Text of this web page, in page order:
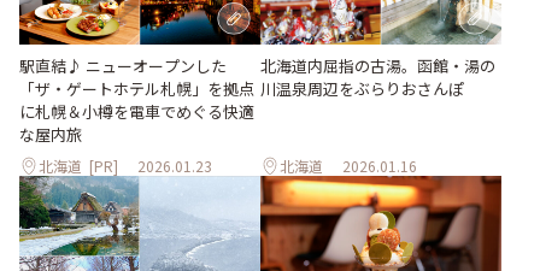
駅直結♪ ニューオープンした
「ザ・ゲートホテル札幌」を拠点
に札幌＆小樽を電車でめぐる快適
な屋内旅
北海道 [PR] 2026.01.23
北海道内屈指の古湯。函館・湯の
川温泉周辺をぶらりおさんぽ
北海道 2026.01.16